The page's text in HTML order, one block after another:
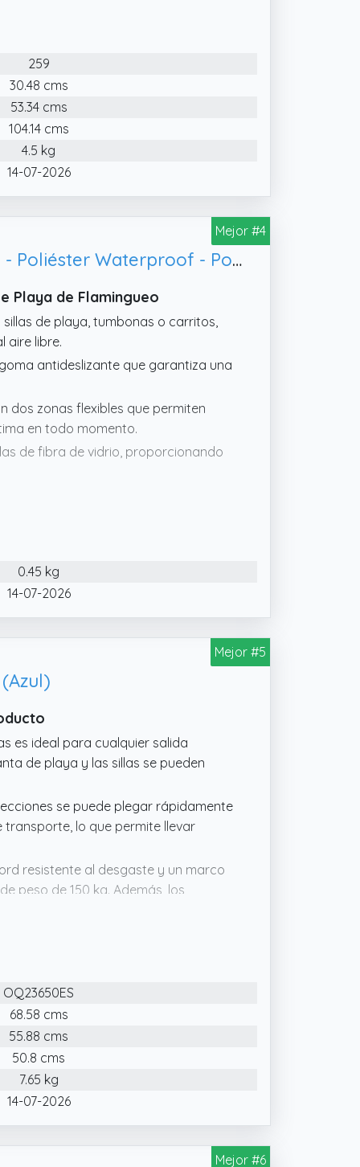
259
30.48 cms
53.34 cms
104.14 cms
4.5 kg
14-07-2026
Mejor #4
Flamingueo Sombrilla Playa Para Silla - UPF 50+ - Orientación Regulable - Poliéster Waterproof - Poste de Acero - Beige
Playa de Flamingueo
sillas de playa, tumbonas o carritos,
aire libre.
antideslizante que garantiza una
dos zonas flexibles que permiten
en todo momento.
de fibra de vidrio, proporcionando
0.45 kg
14-07-2026
Mejor #5
es ideal para cualquier salida
de playa y las sillas se pueden
se puede plegar rápidamente
transporte, lo que permite llevar
resistente al desgaste y un marco
peso de 150 kg. Además, los
efectiva.
30° le permite bloquear la luz solar
equipada con un ancla para arena,
arena.
OQ23650ES
68.58 cms
55.88 cms
50.8 cms
7.65 kg
14-07-2026
Mejor #6